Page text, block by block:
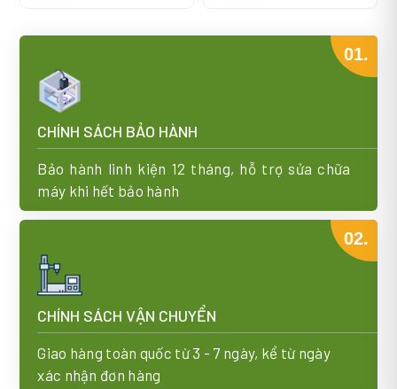
01.
CHÍNH SÁCH BẢO HÀNH
Bảo hành linh kiện 12 tháng, hỗ trợ sửa chữa
máy khi hết bảo hành
02.
CHÍNH SÁCH VẬN CHUYỂN
Giao hàng toàn quốc từ 3 - 7 ngày, kể từ ngày
xác nhận đơn hàng